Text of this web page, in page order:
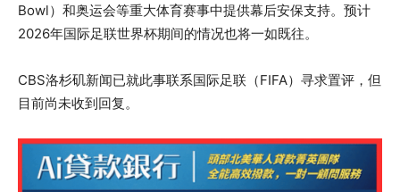
Bowl）和奥运会等重大体育赛事中提供幕后安保支持。预计
2026年国际足联世界杯期间的情况也将一如既往。
CBS洛杉矶新闻已就此事联系国际足联（FIFA）寻求置评，但
目前尚未收到回复。